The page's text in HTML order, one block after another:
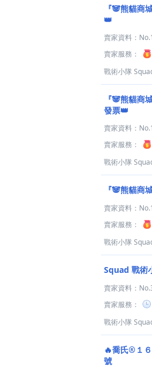
『🐼熊貓商
👑
賣家資料：
賣家服務：
戰術小隊
『🐼熊貓商
發票👑
賣家資料：
賣家服務：
戰術小隊
『🐼熊貓商
賣家資料：
賣家服務：
戰術小隊
Squad 戰術
賣家資料：
賣家服務：
戰術小隊
🔥喬氏®１
號